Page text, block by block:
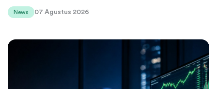
News 07 Agustus 2026